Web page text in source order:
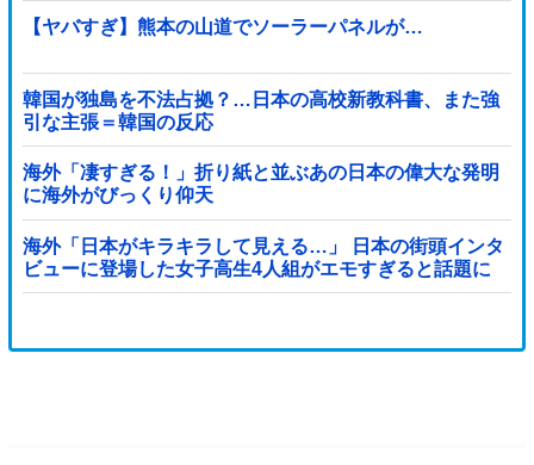
【ヤバすぎ】熊本の山道でソーラーパネルが…
韓国が独島を不法占拠？…日本の高校新教科書、また強
引な主張＝韓国の反応
海外「凄すぎる！」折り紙と並ぶあの日本の偉大な発明
に海外がびっくり仰天
海外「日本がキラキラして見える…」 日本の街頭インタ
ビューに登場した女子高生4人組がエモすぎると話題に